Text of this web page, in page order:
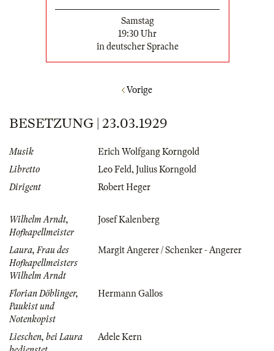
Samstag
19:30 Uhr
in deutscher Sprache
Vorige
BESETZUNG | 23.03.1929
Musik
Erich Wolfgang Korngold
Libretto
Leo Feld,Julius Korngold
Dirigent
Robert Heger
Wilhelm Arndt,
Hofkapellmeister
Josef Kalenberg
Laura, Frau des
Hofkapellmeisters
Wilhelm Arndt
Margit Angerer / Schenker - Angerer
Florian Döblinger,
Paukist und
Notenkopist
Hermann Gallos
Lieschen, bei Laura
Adele Kern